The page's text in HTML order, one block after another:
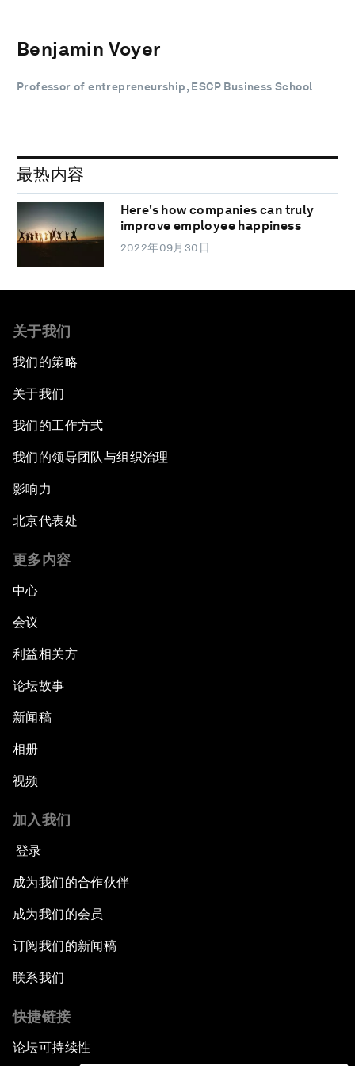
Benjamin Voyer
Professor of entrepreneurship, ESCP Business School
最热内容
Here's how companies can truly
improve employee happiness
2022年09月30日
关于我们
我们的策略
关于我们
我们的工作方式
我们的领导团队与组织治理
影响力
北京代表处
更多内容
中心
会议
利益相关方
论坛故事
新闻稿
相册
视频
加入我们
登录
成为我们的合作伙伴
成为我们的会员
订阅我们的新闻稿
联系我们
快捷链接
论坛可持续性